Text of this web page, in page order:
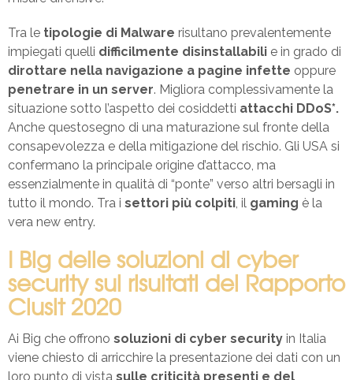
Tra le tipologie di Malware risultano prevalentemente
impiegati quelli difficilmente disinstallabili e in grado di
dirottare nella navigazione a pagine infette oppure
penetrare in un server. Migliora complessivamente la
situazione sotto l’aspetto dei cosiddetti attacchi DDoS*.
Anche questosegno di una maturazione sul fronte della
consapevolezza e della mitigazione del rischio. Gli USA si
confermano la principale origine d’attacco, ma
essenzialmente in qualità di “ponte” verso altri bersagli in
tutto il mondo. Tra i settori più colpiti, il gaming è la
vera new entry.
I Big delle soluzioni di cyber
security sui risultati del Rapporto
Clusit 2020
Ai Big che offrono soluzioni di cyber security in Italia
viene chiesto di arricchire la presentazione dei dati con un
loro punto di vista sulle criticità presenti e del